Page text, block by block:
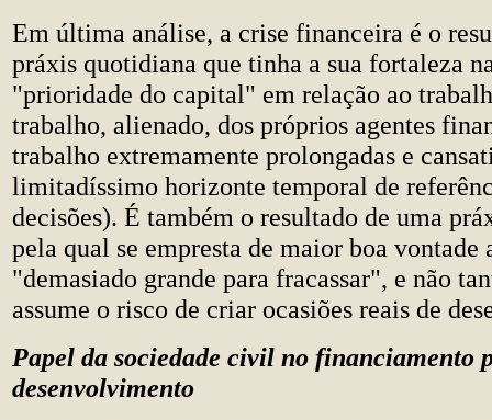
Em última análise, a crise financeira é o
práxis quotidiana que tinha a sua fortaleza
"prioridade do capital" em relação ao
trabalho, alienado, dos próprios agentes
trabalho extremamente prolongadas e
limitadíssimo horizonte temporal de
decisões). É também o resultado de uma
pela qual se empresta de maior boa vontade
"demasiado grande para fracassar", e não
assume o risco de criar ocasiões reais de
Papel da sociedade civil no financiamento
desenvolvimento